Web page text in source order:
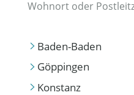
Baden-Baden
Göppingen
Konstanz